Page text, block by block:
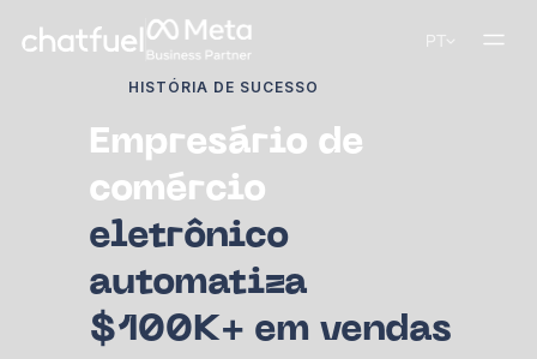
PT
Empresário de
comércio
eletrônico
automatiza
$100K+ em vendas
HISTÓRIA DE SUCESSO